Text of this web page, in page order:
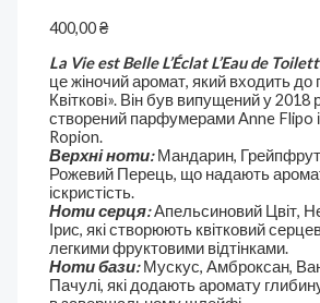
400,00₴
La Vie est Belle L’Éclat L’Eau de
це жіночий аромат, який входить до
Квіткові». Він був випущений у 2018
створений парфумерами Anne Flipo
Ropion.
Верхні ноти:Мандарин,
Рожевий Перець, що надають
іскристість.
Ноти серця:Апельсиновий Цвіт,
Ірис, які створюють квітковий
легкими фруктовими відтінками.
Ноти бази:Мускус, Амброксан,
Пачулі, які додають аромату